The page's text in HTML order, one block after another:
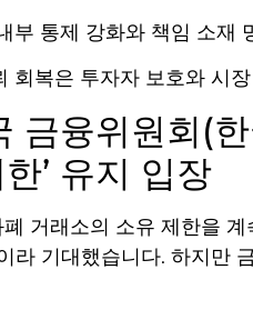
부 통제 강화와 책임 소재
회복은 투자자 보호와 시
금융위원회(
’ 유지 입장
거래소의 소유 제한을
라 기대했습니다. 하지만